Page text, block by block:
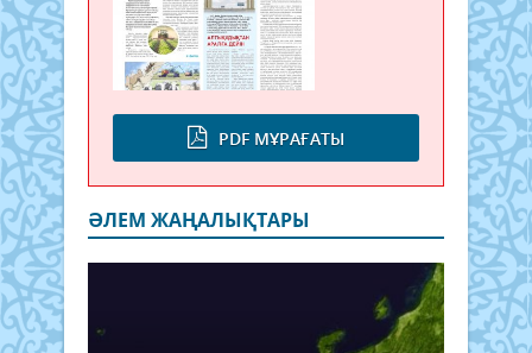
PDF МҰРАҒАТЫ
ӘЛЕМ ЖАҢАЛЫҚТАРЫ